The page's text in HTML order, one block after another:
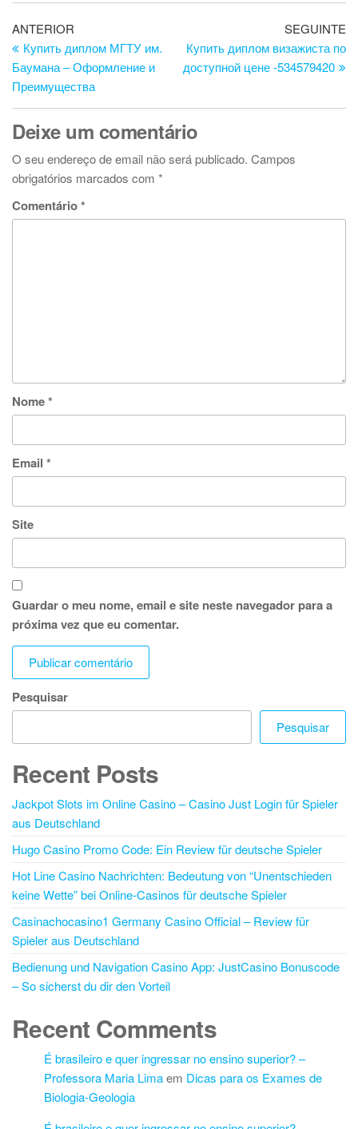
Navegação
de
artigos
Artigo
anterior
ANTERIOR
Купить диплом МГТУ им.
Баумана – Оформление и
Преимущества
SEGUINTE
Купить диплом визажиста по
доступной цене -534579420
Deixe um comentário
O seu endereço de email não será publicado. Campos
obrigatórios marcados com *
Comentário*
Nome*
Email *
Site
Guardar o meu nome, email e site neste navegador para a
próxima vez que eu comentar.
Pesquisar
Pesquisar
Recent Posts
Jackpot Slots im Online Casino – Casino Just Login für Spieler
aus Deutschland
Hugo Casino Promo Code: Ein Review für deutsche Spieler
Hot Line Casino Nachrichten: Bedeutung von “Unentschieden
keine Wette” bei Online-Casinos für deutsche Spieler
Casinachocasino1 Germany Casino Official – Review für
Spieler aus Deutschland
Bedienung und Navigation Casino App: JustCasino Bonuscode
– So sicherst du dir den Vorteil
Recent Comments
É brasileiro e quer ingressar no ensino superior? –
Professora Maria Limaem Dicas para os Exames de
Biologia-Geologia